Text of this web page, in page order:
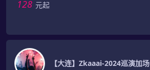
128 元起
【大连】Zkaaai-2024巡演加场